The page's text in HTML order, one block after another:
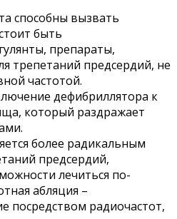
способны вызвать
быть
препараты,
трепетаний предсердий, не
частотой.
дефибриллятора к
который раздражает
более радикальным
предсердий,
лечиться по-
абляция –
посредством радиочастот,